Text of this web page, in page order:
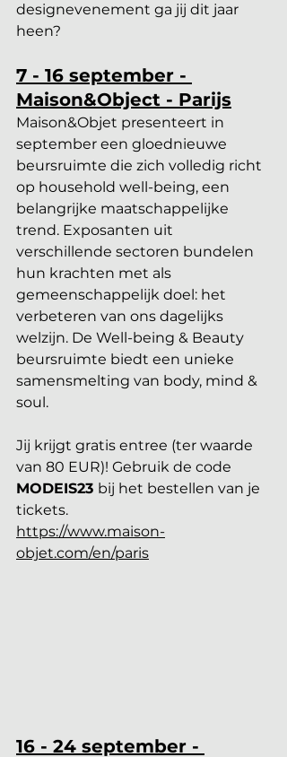
designevenement ga jij dit jaar
heen?
7 - 16 september -
Maison&Object - Parijs
Maison&Objet presenteert in
september een gloednieuwe
beursruimte die zich volledig richt
op household well-being, een
belangrijke maatschappelijke
trend. Exposanten uit
verschillende sectoren bundelen
hun krachten met als
gemeenschappelijk doel: het
verbeteren van ons dagelijks
welzijn. De Well-being & Beauty
beursruimte biedt een unieke
samensmelting van body, mind &
soul.
Jij krijgt gratis entree (ter waarde
van 80 EUR)! Gebruik de code
MODEIS23 bij het bestellen van je
tickets.
https://www.maison-
objet.com/en/paris
16 - 24 september -